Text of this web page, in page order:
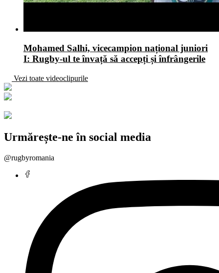
Mohamed Salhi, vicecampion național juniori
I: Rugby-ul te învață să accepți și înfrângerile
Vezi toate videoclipurile
Urmărește-ne în social media
@rugbyromania